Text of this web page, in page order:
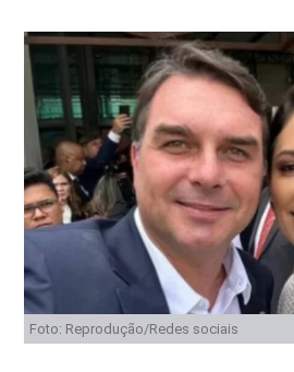
Foto: Reprodução/Redes sociais